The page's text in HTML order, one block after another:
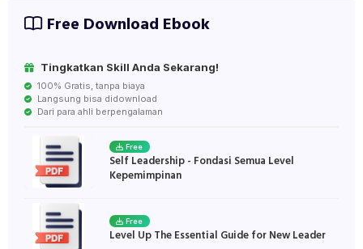
Free Download Ebook
Tingkatkan Skill Anda Sekarang!
100% Gratis, tanpa biaya
Langsung bisa didownload
Dari para ahli berpengalaman
Free
Self Leadership - Fondasi Semua Level
Kepemimpinan
Free
Level Up The Essential Guide for New Leader